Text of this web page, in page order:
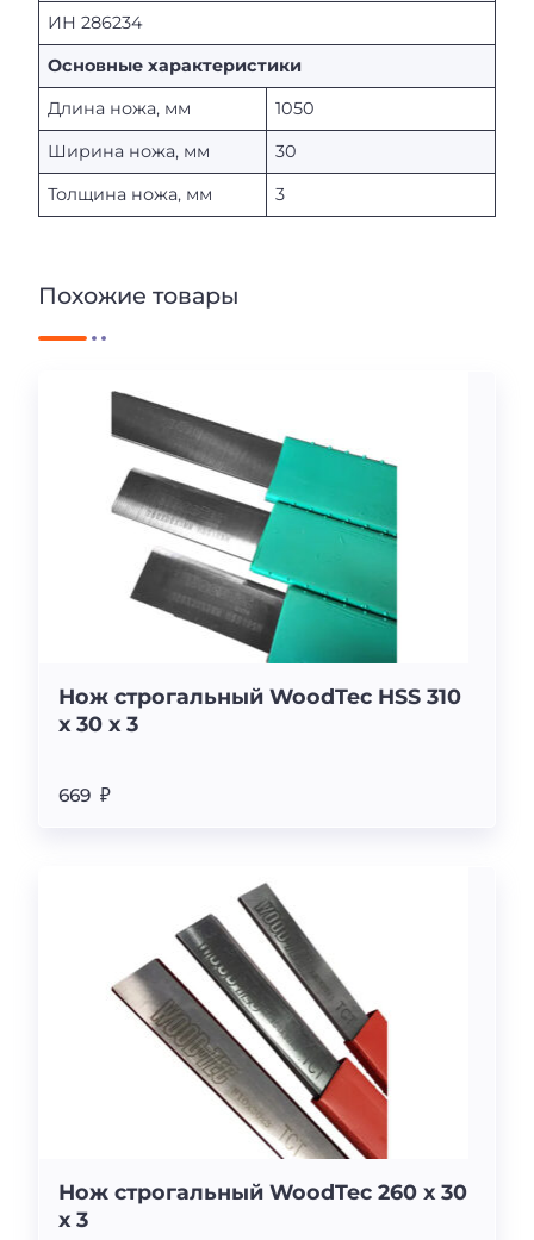
ИН 286234
Основные характеристики
Длина ножа, мм
1050
Ширина ножа, мм
30
Толщина ножа, мм
3
Похожие товары
Нож строгальный WoodTec HSS 310
x 30 x 3
669 ₽
Нож строгальный WoodTec 260 x 30
x 3